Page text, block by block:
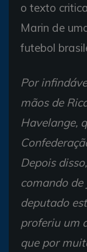
o texto
Marin de
futebol
Por
mãos de
Havelange,
Depois
comando de
deputado
proferiu um
que por